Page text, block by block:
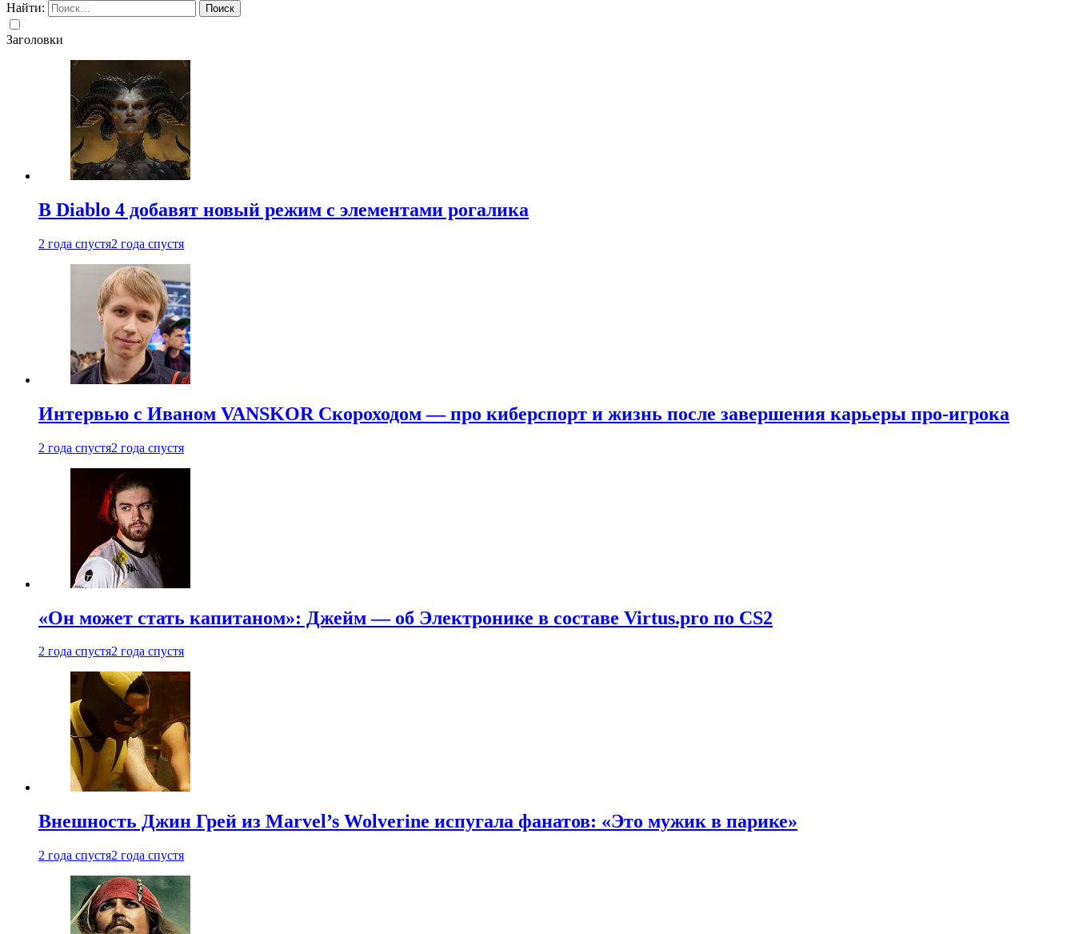
Найти:
Заголовки
В Diablo 4 добавят новый режим с элементами рогалика
2 года спустя2 года спустя
Интервью с Иваном VANSKOR Скороходом — про киберспорт и жизнь после завершения карьеры про-игрока
2 года спустя2 года спустя
«Он может стать капитаном»: Джейм — об Электронике в составе Virtus.pro по CS2
2 года спустя2 года спустя
Внешность Джин Грей из Marvel’s Wolverine испугала фанатов: «Это мужик в парике»
2 года спустя2 года спустя